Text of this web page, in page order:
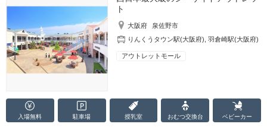
ト
大阪府
泉佐野市
りんくうタウン駅(大阪府) ,羽倉崎駅(大阪府)
アウトレットモール
入場無料 駐車場 授乳室 おむつ交換台 ベビーカー